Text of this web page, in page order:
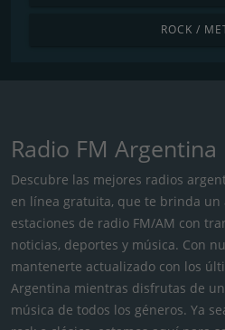
ROCK /
Radio FM Argentina
Descubre las mejores radios
en línea gratuita, que te brinda un
estaciones de radio FM/AM con
noticias, deportes y música. Con
mantenerte actualizado con los
Argentina mientras disfrutas de
música de todos los géneros. Ya